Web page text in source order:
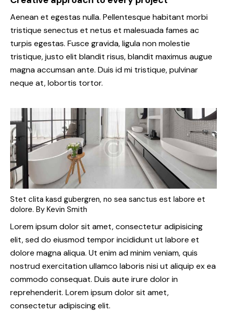
Aenean et egestas nulla. Pellentesque habitant morbi
tristique senectus et netus et malesuada fames ac
turpis egestas. Fusce gravida, ligula non molestie
tristique, justo elit blandit risus, blandit maximus augue
magna accumsan ante. Duis id mi tristique, pulvinar
neque at, lobortis tortor.
Stet clita kasd gubergren, no sea sanctus est labore et
dolore. By Kevin Smith
Lorem ipsum dolor sit amet, consectetur adipisicing
elit, sed do eiusmod tempor incididunt ut labore et
dolore magna aliqua. Ut enim ad minim veniam, quis
nostrud exercitation ullamco laboris nisi ut aliquip ex ea
commodo consequat. Duis aute irure dolor in
reprehenderit. Lorem ipsum dolor sit amet,
consectetur adipiscing elit.